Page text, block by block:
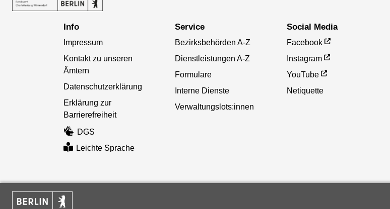
Info
Impressum
Kontakt zu unseren
Ämtern
Datenschutzerklärung
Erklärung zur
Barrierefreiheit
DGS
Leichte Sprache
Service
Bezirksbehörden A-Z
Dienstleistungen A-Z
Formulare
Interne Dienste
Verwaltungslots:innen
Social Media
Facebook
Instagram
YouTube
Netiquette